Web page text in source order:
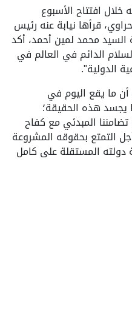
افتتاح الأسبوع
قرأها نيابة عنه رئيس
محمد لمين أحمد، أكد
الدائم في العالم في
الدولية".
أن ما يقع اليوم في
هذه الحقيقة؛
تضامننا المبدئي مع كفاح
التمتع بحقوقه المشروعة
دولته المستقلة على كامل